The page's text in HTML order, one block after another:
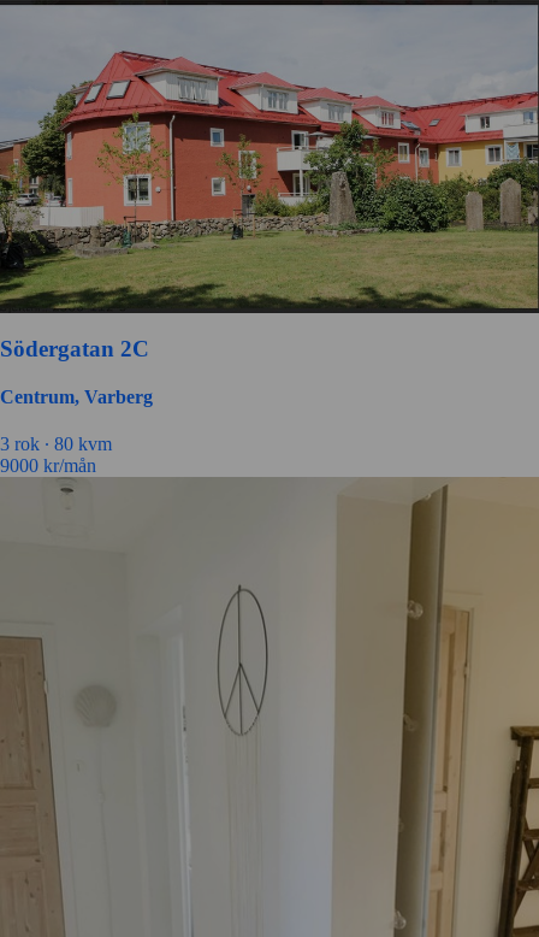
Södergatan 2C
Centrum, Varberg
3 rok ∙ 80 kvm
9000 kr/mån